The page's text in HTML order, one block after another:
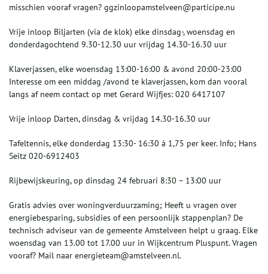
misschien vooraf vragen? ggzinloopamstelveen@participe.nu
Vrije inloop Biljarten (via de klok) elke dinsdag-, woensdag en
donderdagochtend 9.30-12.30 uur vrijdag 14.30-16.30 uur
Klaverjassen, elke woensdag 13:00-16:00 & avond 20:00-23:00
Interesse om een middag /avond te klaverjassen, kom dan vooral
langs af neem contact op met Gerard Wijfjes: 020 6417107
Vrije inloop Darten, dinsdag & vrijdag 14.30-16.30 uur
Tafeltennis, elke donderdag 13:30- 16:30 á 1,75 per keer. Info; Hans
Seitz 020-6912403
Rijbewijskeuring, op dinsdag 24 februari 8:30 – 13:00 uur
Gratis advies over woningverduurzaming; Heeft u vragen over
energiebesparing, subsidies of een persoonlijk stappenplan? De
technisch adviseur van de gemeente Amstelveen helpt u graag. Elke
woensdag van 13.00 tot 17.00 uur in Wijkcentrum Pluspunt. Vragen
vooraf? Mail naar energieteam@amstelveen.nl.